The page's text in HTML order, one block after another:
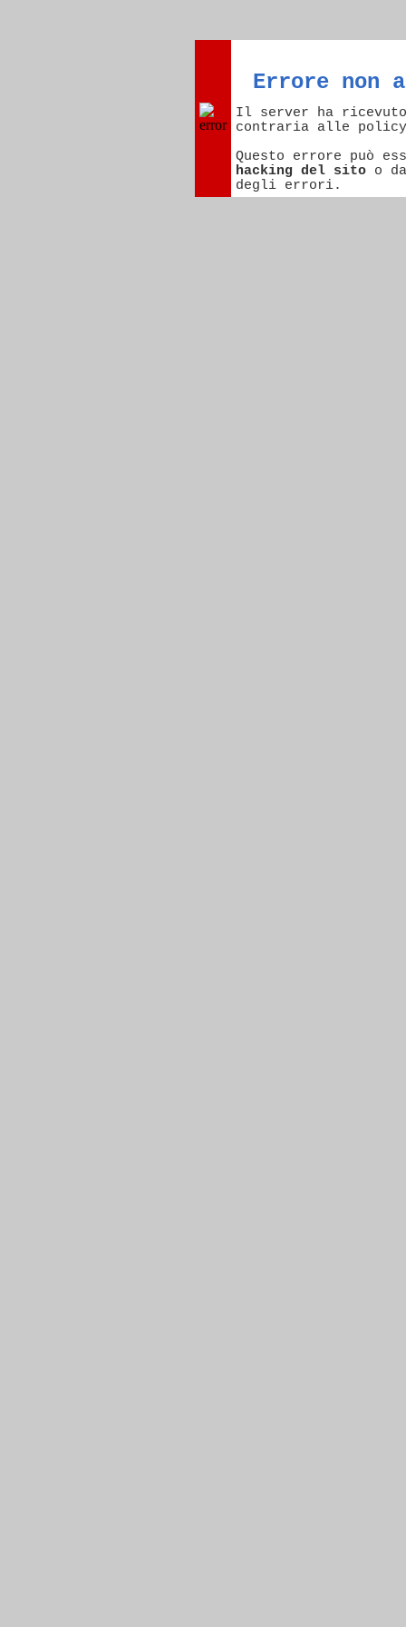
Errore non
Il server ha
contraria alle
Questo errore può
hacking del sito o
degli errori.